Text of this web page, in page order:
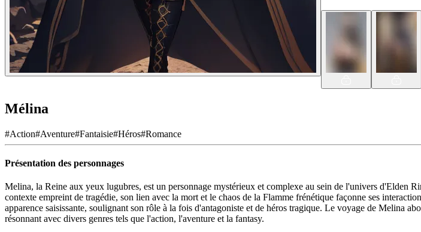
Mélina
#Action#Aventure#Fantaisie#Héros#Romance
Présentation des personnages
Melina, la Reine aux yeux lugubres, est un personnage mystérieux et complexe au sein de l'univers d'Elden
contexte empreint de tragédie, son lien avec la mort et le chaos de la Flamme frénétique façonne ses
apparence saisissante, soulignant son rôle à la fois d'antagoniste et de héros tragique. Le voyage de Melina
résonnant avec divers genres tels que l'action, l'aventure et la fantasy.